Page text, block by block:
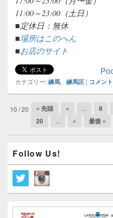
11:00～23:00（土日）
■定休日：無休
■場所はこのへん
■お店のサイト
カテゴリー:練馬 練馬区 | コメン
投
ゲ
ー
シ
ョ
ン
10 / 20 « 先頭 « ... 8
20 ... » 最後 »
イ
ン
サ
ド
ー
Follow Us!